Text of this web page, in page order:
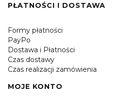
PŁATNOŚCI I DOSTAWA
Formy płatności
PayPo
Dostawa i Płatności
Czas dostawy
Czas realizacji zamówienia
MOJE KONTO